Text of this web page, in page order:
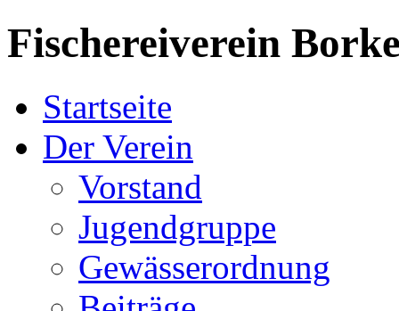
Fischereiverein
Startseite
Der Verein
Vorstand
Jugendgruppe
Gewässerordnung